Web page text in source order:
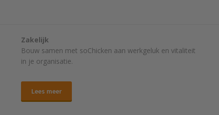
Zakelijk
Bouw samen met soChicken aan werkgeluk en vitaliteit
in je organisatie.
Lees meer